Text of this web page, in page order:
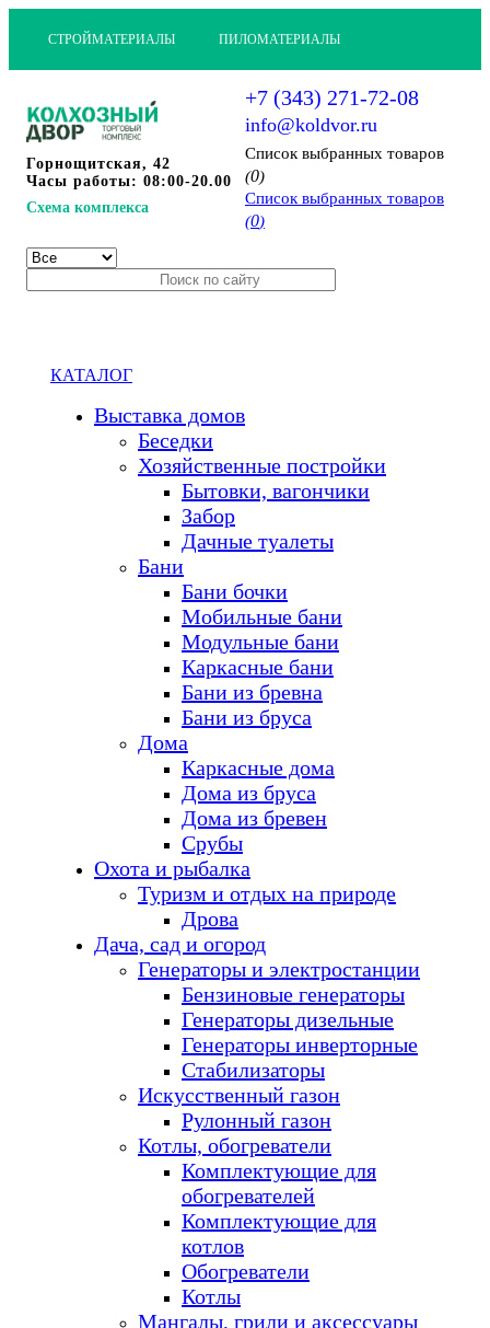
СТРОЙМАТЕРИАЛЫ ПИЛОМАТЕРИАЛЫ
Горнощитская, 42
Часы работы: 08:00-20.00
Схема комплекса
+7 (343) 271-72-08
info@koldvor.ru
Cписок выбранных товаров
(0)
Cписок выбранных товаров
(0)
КАТАЛОГ
Выставка домов
Беседки
Хозяйственные постройки
Бытовки, вагончики
Забор
Дачные туалеты
Бани
Бани бочки
Мобильные бани
Модульные бани
Каркасные бани
Бани из бревна
Бани из бруса
Дома
Каркасные дома
Дома из бруса
Дома из бревен
Срубы
Охота и рыбалка
Туризм и отдых на природе
Дрова
Дача, сад и огород
Генераторы и электростанции
Бензиновые генераторы
Генераторы дизельные
Генераторы инверторные
Стабилизаторы
Искусственный газон
Рулонный газон
Котлы, обогреватели
Комплектующие для
обогревателей
Комплектующие для
котлов
Обогреватели
Котлы
Мангалы, грили и аксессуары